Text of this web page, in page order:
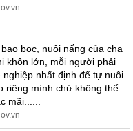
bọc, nuôi nấng của cha
khôn lớn, mỗi người phải
nhất định để tự nuôi
riêng mình chứ không thể
mãi......